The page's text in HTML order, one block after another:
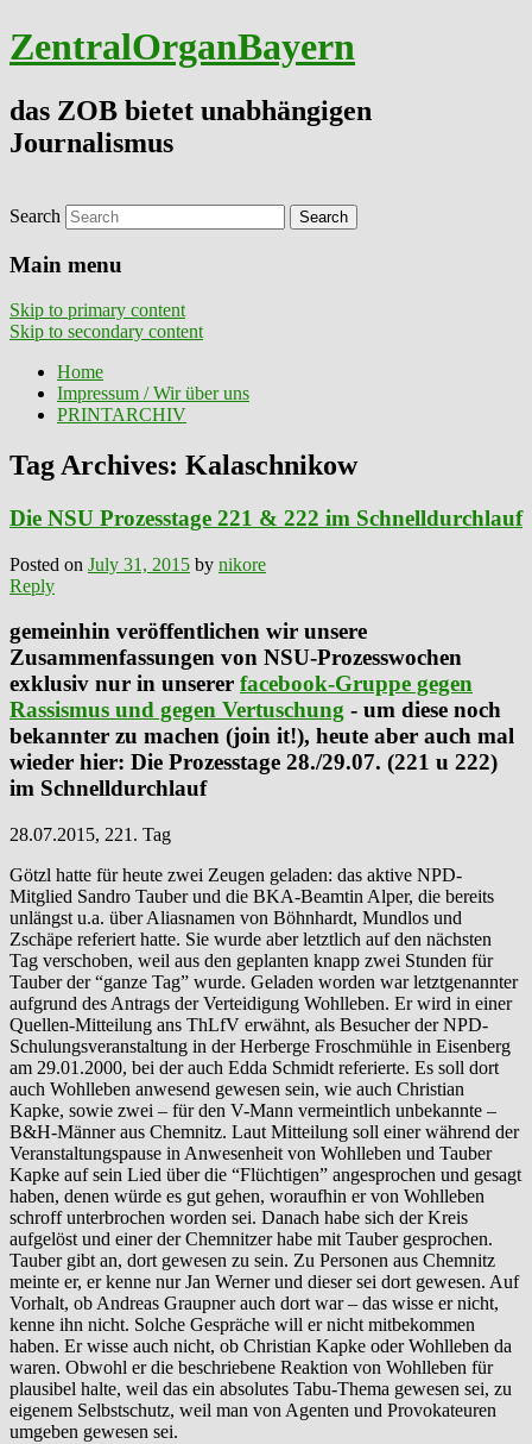
ZentralOrganBayern
das ZOB bietet unabhängigen
Journalismus
Search
Main menu
Skip to primary content
Skip to secondary content
Home
Impressum / Wir über uns
PRINTARCHIV
Tag Archives: Kalaschnikow
Die NSU Prozesstage 221 & 222 im Schnelldurchlauf
Posted on July 31, 2015 by nikore
Reply
gemeinhin veröffentlichen wir unsere
Zusammenfassungen von NSU-Prozesswochen
exklusiv nur in unserer facebook-Gruppe gegen
Rassismus und gegen Vertuschung - um diese noch
bekannter zu machen (join it!), heute aber auch mal
wieder hier: Die Prozesstage 28./29.07. (221 u 222)
im Schnelldurchlauf
28.07.2015, 221. Tag
Götzl hatte für heute zwei Zeugen geladen: das aktive NPD-
Mitglied Sandro Tauber und die BKA-Beamtin Alper, die bereits
unlängst u.a. über Aliasnamen von Böhnhardt, Mundlos und
Zschäpe referiert hatte. Sie wurde aber letztlich auf den nächsten
Tag verschoben, weil aus den geplanten knapp zwei Stunden für
Tauber der “ganze Tag” wurde. Geladen worden war letztgenannter
aufgrund des Antrags der Verteidigung Wohlleben. Er wird in einer
Quellen-Mitteilung ans ThLfV erwähnt, als Besucher der NPD-
Schulungsveranstaltung in der Herberge Froschmühle in Eisenberg
am 29.01.2000, bei der auch Edda Schmidt referierte. Es soll dort
auch Wohlleben anwesend gewesen sein, wie auch Christian
Kapke, sowie zwei – für den V-Mann vermeintlich unbekannte –
B&H-Männer aus Chemnitz. Laut Mitteilung soll einer während der
Veranstaltungspause in Anwesenheit von Wohlleben und Tauber
Kapke auf sein Lied über die “Flüchtigen” angesprochen und gesagt
haben, denen würde es gut gehen, woraufhin er von Wohlleben
schroff unterbrochen worden sei. Danach habe sich der Kreis
aufgelöst und einer der Chemnitzer habe mit Tauber gesprochen.
Tauber gibt an, dort gewesen zu sein. Zu Personen aus Chemnitz
meinte er, er kenne nur Jan Werner und dieser sei dort gewesen. Auf
Vorhalt, ob Andreas Graupner auch dort war – das wisse er nicht,
kenne ihn nicht. Solche Gespräche will er nicht mitbekommen
haben. Er wisse auch nicht, ob Christian Kapke oder Wohlleben da
waren. Obwohl er die beschriebene Reaktion von Wohlleben für
plausibel halte, weil das ein absolutes Tabu-Thema gewesen sei, zu
eigenem Selbstschutz, weil man von Agenten und Provokateuren
umgeben gewesen sei.